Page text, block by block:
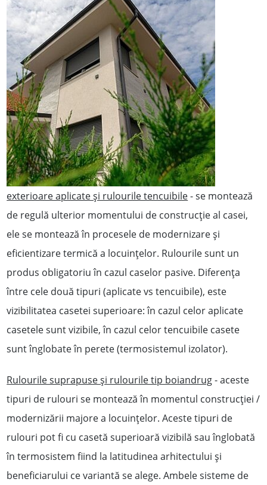
exterioare aplicate și rulourile tencuibile- se montează
de regulă ulterior momentului de construcție al casei,
ele se montează în procesele de modernizare și
eficientizare termică a locuințelor. Rulourile sunt un
produs obligatoriu în cazul caselor pasive. Diferența
între cele două tipuri (aplicate vs tencuibile), este
vizibilitatea casetei superioare: în cazul celor aplicate
casetele sunt vizibile, în cazul celor tencuibile casete
sunt înglobate în perete (termosistemul izolator).
Rulourile suprapuse și rulourile tip boiandrug- aceste
tipuri de rulouri se montează în momentul construcției /
modernizării majore a locuințelor. Aceste tipuri de
rulouri pot fi cu casetă superioară vizibilă sau înglobată
în termosistem fiind la latitudinea arhitectului și
beneficiarului ce variantă se alege. Ambele sisteme de